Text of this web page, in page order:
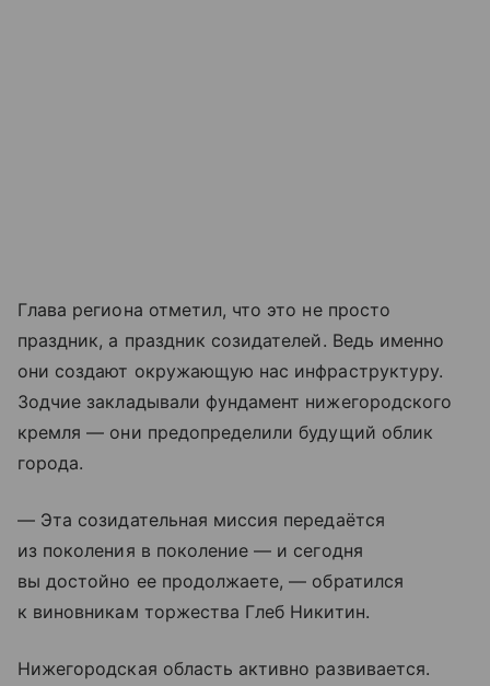
Глава региона отметил, что это не просто
праздник, а праздник созидателей. Ведь именно
они создают окружающую нас инфраструктуру.
Зодчие закладывали фундамент нижегородского
кремля — они предопределили будущий облик
города.
— Эта созидательная миссия передаётся
из поколения в поколение — и сегодня
вы достойно ее продолжаете, — обратился
к виновникам торжества Глеб Никитин.
Нижегородская область активно развивается.